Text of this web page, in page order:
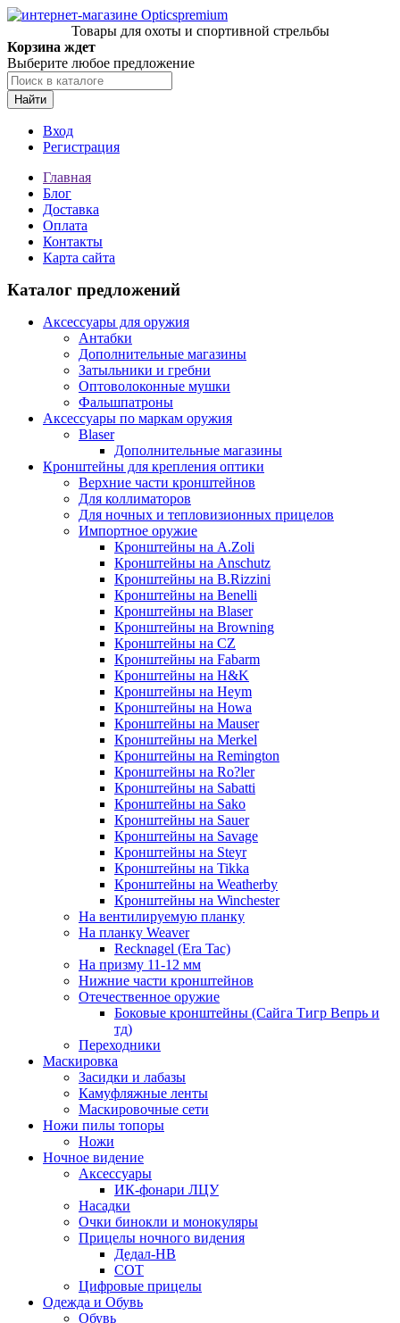
Товары для охоты и спортивной стрельбы
Корзина ждет
Выберите любое предложение
Найти
Вход
Регистрация
Главная
Блог
Доставка
Оплата
Контакты
Карта сайта
Каталог предложений
Аксессуары для оружия
Антабки
Дополнительные магазины
Затыльники и гребни
Оптоволоконные мушки
Фальшпатроны
Аксессуары по маркам оружия
Blaser
Дополнительные магазины
Кронштейны для крепления оптики
Верхние части кронштейнов
Для коллиматоров
Для ночных и тепловизионных прицелов
Импортное оружие
Кронштейны на A.Zoli
Кронштейны на Anschutz
Кронштейны на B.Rizzini
Кронштейны на Benelli
Кронштейны на Blaser
Кронштейны на Browning
Кронштейны на CZ
Кронштейны на Fabarm
Кронштейны на H&K
Кронштейны на Heym
Кронштейны на Howa
Кронштейны на Mauser
Кронштейны на Merkel
Кронштейны на Remington
Кронштейны на Ro?ler
Кронштейны на Sabatti
Кронштейны на Sako
Кронштейны на Sauer
Кронштейны на Savage
Кронштейны на Steyr
Кронштейны на Tikka
Кронштейны на Weatherby
Кронштейны на Winchester
На вентилируемую планку
На планку Weaver
Recknagel (Era Tac)
На призму 11-12 мм
Нижние части кронштейнов
Отечественное оружие
Боковые кронштейны (Сайга Тигр Вепрь и
тд)
Переходники
Маскировка
Засидки и лабазы
Камуфляжные ленты
Маскировочные сети
Ножи пилы топоры
Ножи
Ночное видение
Аксессуары
ИК-фонари ЛЦУ
Насадки
Очки бинокли и монокуляры
Прицелы ночного видения
Дедал-НВ
СОТ
Цифровые прицелы
Одежда и Обувь
Обувь